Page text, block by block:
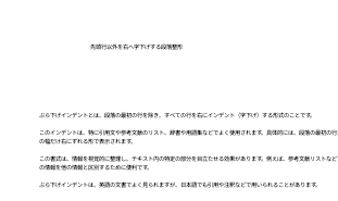
先頭行以外を右へ字下げする段落整形
ぶら下げインデントとは、段落の最初の行を除き、すべての行を右にインデント（字下げ）する形式のことです。
このインデントは、特に引用文や参考文献のリスト、辞書や用語集などでよく使用されます。具体的には、段落の最初の
の幅だけ右にずれる形で表示されます。
この書式は、情報を視覚的に整理し、テキスト内の特定の部分を目立たせる効果があります。例えば、参考文献リストな
の情報を他の情報と区別するために便利です。
ぶら下げインデントは、英語の文書でよく見られますが、日本語でも引用や注釈などで用いられることがあります。